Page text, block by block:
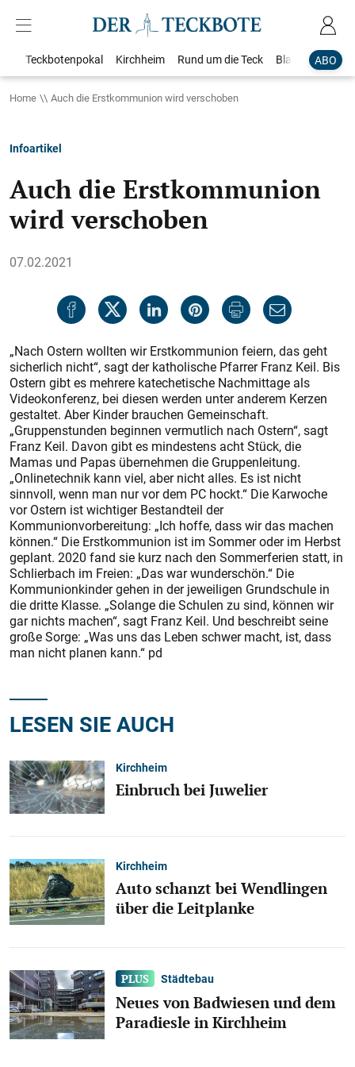
ABO
Teckbotenpokal Kirchheim Rund um die Teck Blaulicht
Home Auch die Erstkommunion wird verschoben
Infoartikel
Auch die Erstkommunion
wird verschoben
07.02.2021
„Nach Ostern wollten wir Erstkommunion feiern, das geht
sicherlich nicht“, sagt der katholische Pfarrer Franz Keil. Bis
Ostern gibt es mehrere katechetische Nachmittage als
Videokonferenz, bei diesen werden unter anderem Kerzen
gestaltet. Aber Kinder brauchen Gemeinschaft.
„Gruppenstunden beginnen vermutlich nach Ostern“, sagt
Franz Keil. Davon gibt es mindestens acht Stück, die
Mamas und Papas übernehmen die Gruppenleitung.
„Onlinetechnik kann viel, aber nicht alles. Es ist nicht
sinnvoll, wenn man nur vor dem PC hockt.“ Die Karwoche
vor Ostern ist wichtiger Bestandteil der
Kommunionvorbereitung: „Ich hoffe, dass wir das machen
können.“ Die Erstkommunion ist im Sommer oder im Herbst
geplant. 2020 fand sie kurz nach den Sommerferien statt, in
Schlierbach im Freien: „Das war wunderschön.“ Die
Kommunionkinder gehen in der jeweiligen Grundschule in
die dritte Klasse. „Solange die Schulen zu sind, können wir
gar nichts machen“, sagt Franz Keil. Und beschreibt seine
große Sorge: „Was uns das Leben schwer macht, ist, dass
man nicht planen kann.“ pd
LESEN SIE AUCH
Kirchheim
Einbruch bei Juwelier
Kirchheim
Auto schanzt bei Wendlingen
über die Leitplanke
Städtebau
Neues von Badwiesen und dem
Paradiesle in Kirchheim